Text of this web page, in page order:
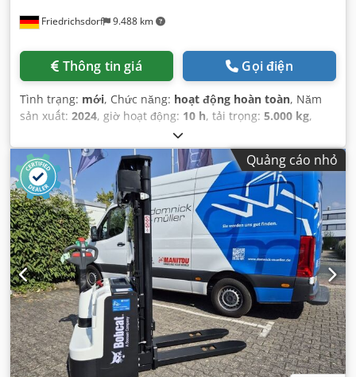
Friedrichsdorf 9.488 km
Thông tin giá Gọi điện
Tình trạng: mới, Chức năng: hoạt động hoàn toàn, Năm
sản xuất: 2024, giờ hoạt động: 10 h, tải trọng: 5.000 kg,
, nâng tự do:
nhiên liệu:diesel, loại cột:triplex, chiều cao xây dựng:
2.470 mm , công suất:55 kW (74,78 mã lực), chiều rộng giá
đỡ càng nâng:
1.300 mm, chiều dài càng:1.200 mm
, trọng
lượng không tải:6.930 kg, tổng chiều dài:3.300 mm, loại
truyền động:Diesel, chiều rộng xây dựng:1.455 mm,
Quảng cáo nhỏ